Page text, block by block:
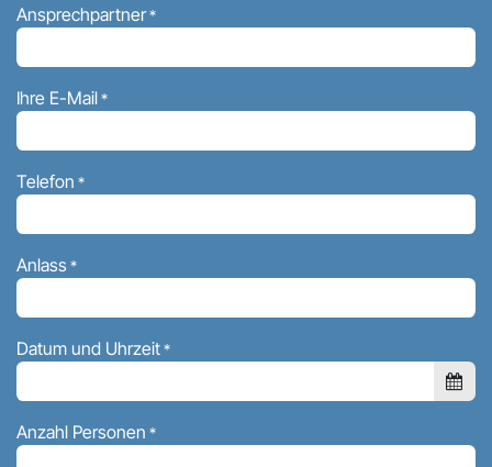
Ansprechpartner*
Ihre E-Mail*
Telefon *
Anlass*
Datum und Uhrzeit*
Anzahl Personen *